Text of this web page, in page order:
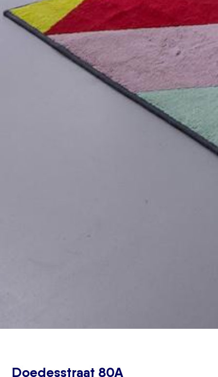
Doedesstraat 80A